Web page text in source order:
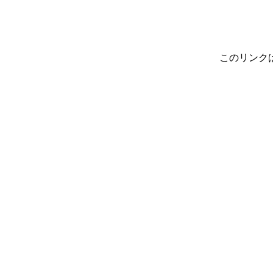
このリンク